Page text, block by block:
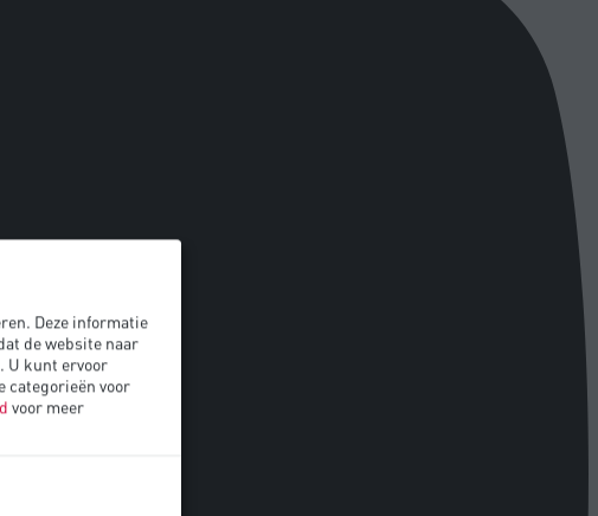
Deze informatie
de website naar
U kunt ervoor
categorieën voor
voor meer